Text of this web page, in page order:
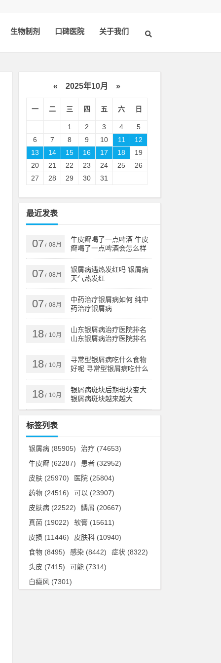
生物制剂 口碑医院 关于我们
« 2025年10月 »
一 二 三 四 五 六 日
1 2 3 4
5
6
7 8 9 10 11
12
13
14 15 16 17 18
19
20
21 22 23 24 25
26
27
28 29 30 31
最近发表
07 / 08月
牛皮癣喝了一点啤酒 牛皮
癣喝了一点啤酒会怎么样
07 / 08月
银屑病遇热发红吗 银屑病
天气热发红
07 / 08月
中药治疗银屑病如何 纯中
药治疗银屑病
18/ 10月
山东银屑病治疗医院排名
山东银屑病治疗医院排名
榜
18/ 10月
寻常型银屑病吃什么食物
好呢 寻常型银屑病吃什么
药效果好
18/ 10月
银屑病斑块后期斑块变大
银屑病斑块越来越大
标签列表
银屑病 (85905) 治疗 (74653)
牛皮癣 (62287) 患者 (32952)
皮肤 (25970) 医院 (25804)
药物 (24516) 可以 (23907)
皮肤病 (22522) 鳞屑 (20667)
真菌 (19022) 软膏 (15611)
皮损 (11446) 皮肤科 (10940)
食物 (8495) 感染 (8442) 症状 (8322)
头皮 (7415) 可能 (7314)
白癜风 (7301)